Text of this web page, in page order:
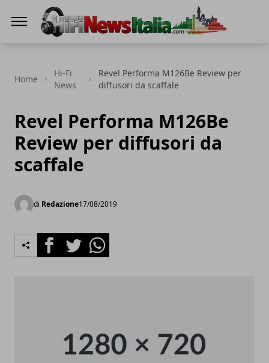
Home
Hi-Fi
News
Revel Performa M126Be Review per
diffusori da scaffale
Revel Performa M126Be
Review per diffusori da
scaffale
di Redazione17/08/2019
FacebookTwitterWhatsapp